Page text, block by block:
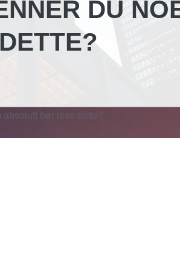
DU
bør lese dette?